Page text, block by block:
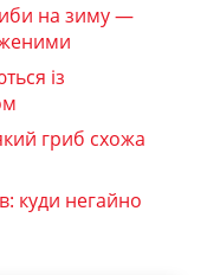
на зиму —
із
гриб схожа
куди негайно